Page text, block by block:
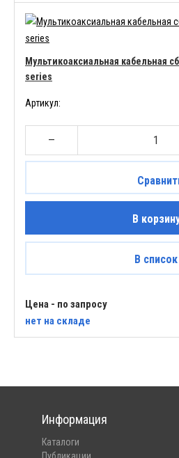
Мультикоаксиальная кабельная
series
Артикул:
–
В
В список
Цена - по запросу
нет на складе
Информация
Каталоги